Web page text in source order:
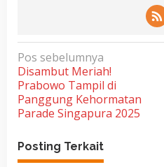
N
a
v
i
a
Pos sebelumnya
Disambut Meriah!
Prabowo Tampil di
Panggung Kehormatan
Parade Singapura 2025
Posting Terkait